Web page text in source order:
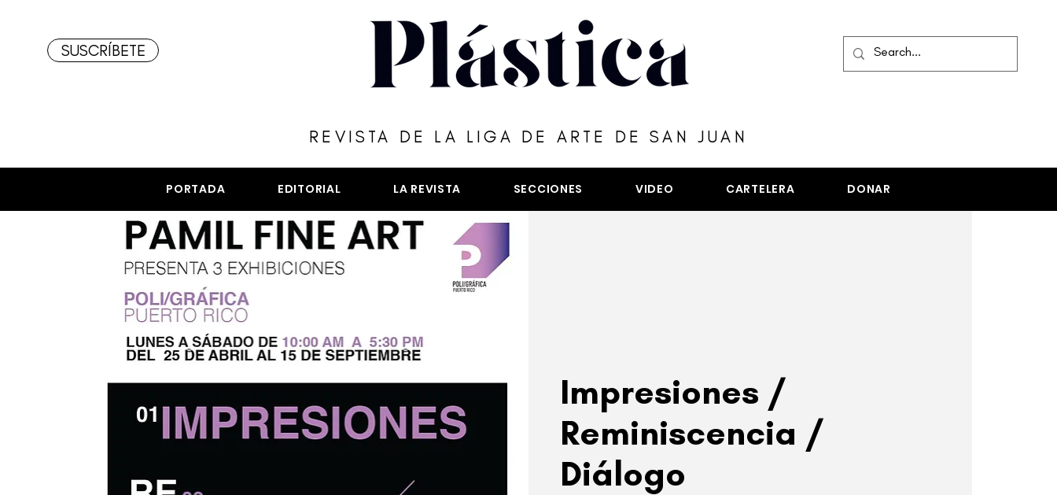
SUSCRÍBETE
REVISTA DE LA LIGA DE ARTE DE SAN JUAN
PORTADA EDITORIAL LA REVISTA SECCIONES VIDEO CARTELERA DONAR
Impresiones /
Reminiscencia /
Diálogo